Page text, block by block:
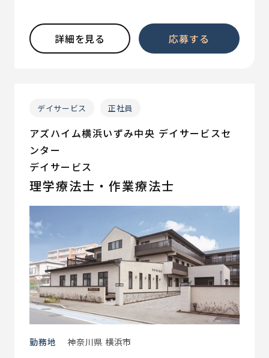
詳細を見る 応募する
デイサービス 正社員
アズハイム横浜いずみ中央 デイサービスセ
ンター
デイサービス
理学療法士・作業療法士
勤務地
神奈川県 横浜市